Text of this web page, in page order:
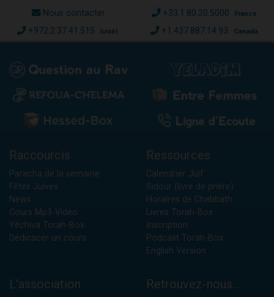
Nous contacter +33.1.80.20.5000 France
+972.2.37.41.515 Israël +1.437.887.14.93 Canada
Raccourcis
Paracha de la semaine
Fêtes Juives
News
Cours Mp3-Vidéo
Yéchiva Torah-Box
Dédicacer un cours
Ressources
Calendrier Juif
Sidour (livre de prière)
Horaires de Chabbath
Livres Torah-Box
Inscription
Podcast Torah-Box
English Version
L'association Retrouvez-nous...